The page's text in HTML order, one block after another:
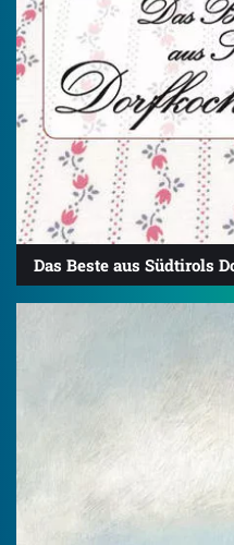
Das Beste aus Südtirols